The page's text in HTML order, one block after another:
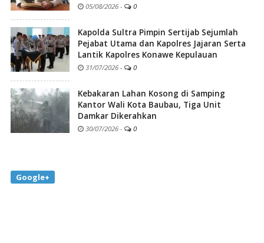
05/08/2026 - 0
Kapolda Sultra Pimpin Sertijab Sejumlah
Pejabat Utama dan Kapolres Jajaran Serta
Lantik Kapolres Konawe Kepulauan
31/07/2026 - 0
Kebakaran Lahan Kosong di Samping
Kantor Wali Kota Baubau, Tiga Unit
Damkar Dikerahkan
30/07/2026 - 0
Google+